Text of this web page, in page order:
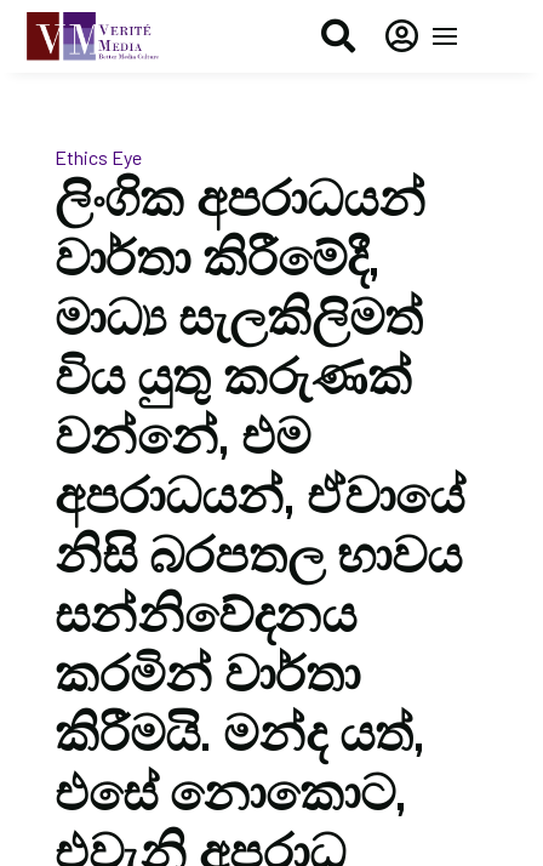
 
Ethics Eye
ලිංගික අපරාධයන්
වාර්තා කිරීමේදී,
මාධ්‍ය සැලකිලිමත්
විය යුතු කරුණක්
වන්නේ, එම
අපරාධයන්, ඒවායේ
නිසි බරපතල භාවය
සන්නිවේදනය
කරමින් වාර්තා
කිරීමයි. මන්ද යත්,
එසේ නොකොට,
එවැනි අපරාධ